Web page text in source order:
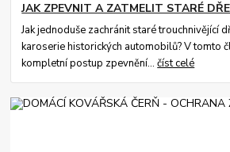
JAK ZPEVNIT A ZATMELIT STARÉ
Jak jednoduše zachránit staré trouchnivějící
karoserie historických automobilů? V tomto
kompletní postup zpevnění...číst celé